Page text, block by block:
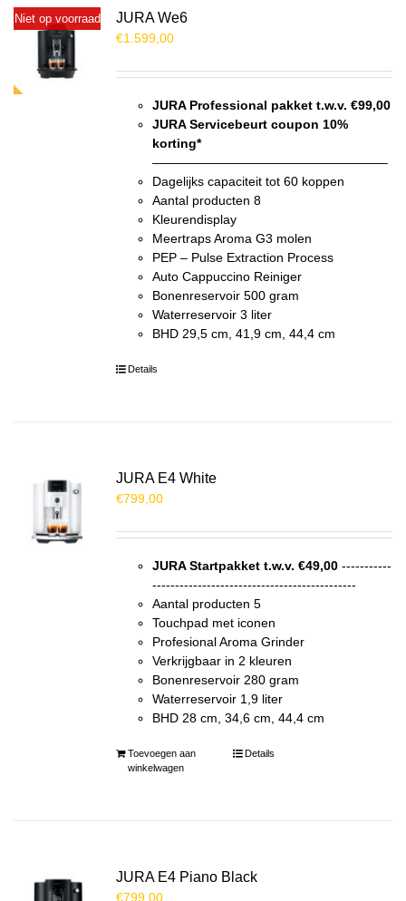
Niet op voorraad JURA We6
€1.599,00
JURA Professional pakket t.w.v. €99,00
JURA Servicebeurt coupon 10%
korting*
——————————————————–
Dagelijks capaciteit tot 60 koppen
Aantal producten 8
Kleurendisplay
Meertraps Aroma G3 molen
PEP – Pulse Extraction Process
Auto Cappuccino Reiniger
Bonenreservoir 500 gram
Waterreservoir 3 liter
BHD 29,5 cm, 41,9 cm, 44,4 cm
Details
JURA E4 White
€799,00
JURA Startpakket t.w.v. €49,00 -----------
---------------------------------------------
Aantal producten 5
Touchpad met iconen
Profesional Aroma Grinder
Verkrijgbaar in 2 kleuren
Bonenreservoir 280 gram
Waterreservoir 1,9 liter
BHD 28 cm, 34,6 cm, 44,4 cm
Toevoegen aan
winkelwagen
Details
JURA E4 Piano Black
€799,00